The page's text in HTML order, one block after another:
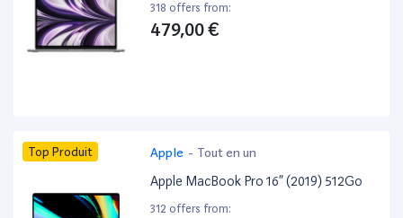
318 offers from:
479,00 €
Top Produit Apple - Tout en un
Apple MacBook Pro 16” (2019) 512Go
312 offers from: